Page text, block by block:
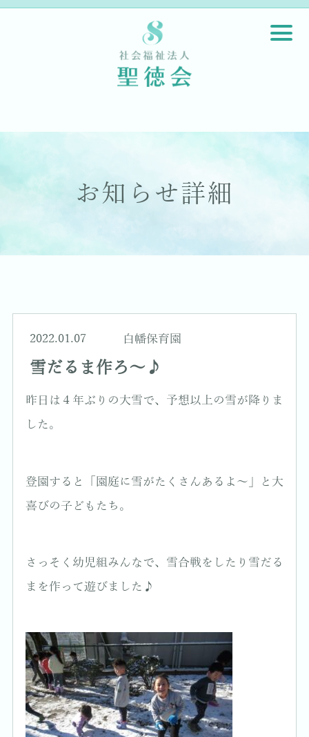
お知らせ詳細
2022.01.07 白幡保育園
雪だるま作ろ～♪
昨日は４年ぶりの大雪で、予想以上の雪が降りま
した。
登園すると「園庭に雪がたくさんあるよ～」と大
喜びの子どもたち。
さっそく幼児組みんなで、雪合戦をしたり雪だる
まを作って遊びました♪